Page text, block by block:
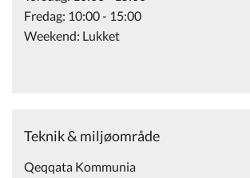
Fredag: 10:00 - 15:00
Weekend: Lukket
Teknik & miljøområde
Qeqqata Kommunia